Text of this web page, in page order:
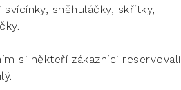
sněhuláčky, skřítky,
si někteří zákazníci reservovali